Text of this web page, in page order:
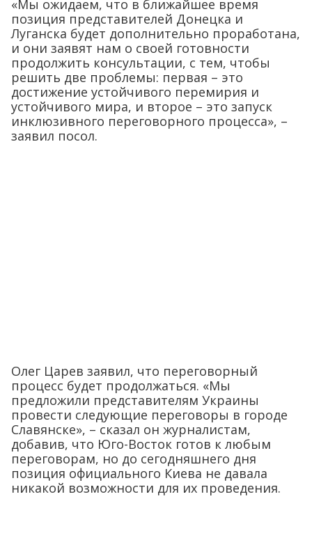
«Мы ожидаем, что в ближайшее время
позиция представителей Донецка и
Луганска будет дополнительно проработана,
и они заявят нам о своей готовности
продолжить консультации, с тем, чтобы
решить две проблемы: первая – это
достижение устойчивого перемирия и
устойчивого мира, и второе – это запуск
инклюзивного переговорного процесса», –
заявил посол.
Олег Царев заявил, что переговорный
процесс будет продолжаться. «Мы
предложили представителям Украины
провести следующие переговоры в городе
Славянске», – сказал он журналистам,
добавив, что Юго-Восток готов к любым
переговорам, но до сегодняшнего дня
позиция официального Киева не давала
никакой возможности для их проведения.